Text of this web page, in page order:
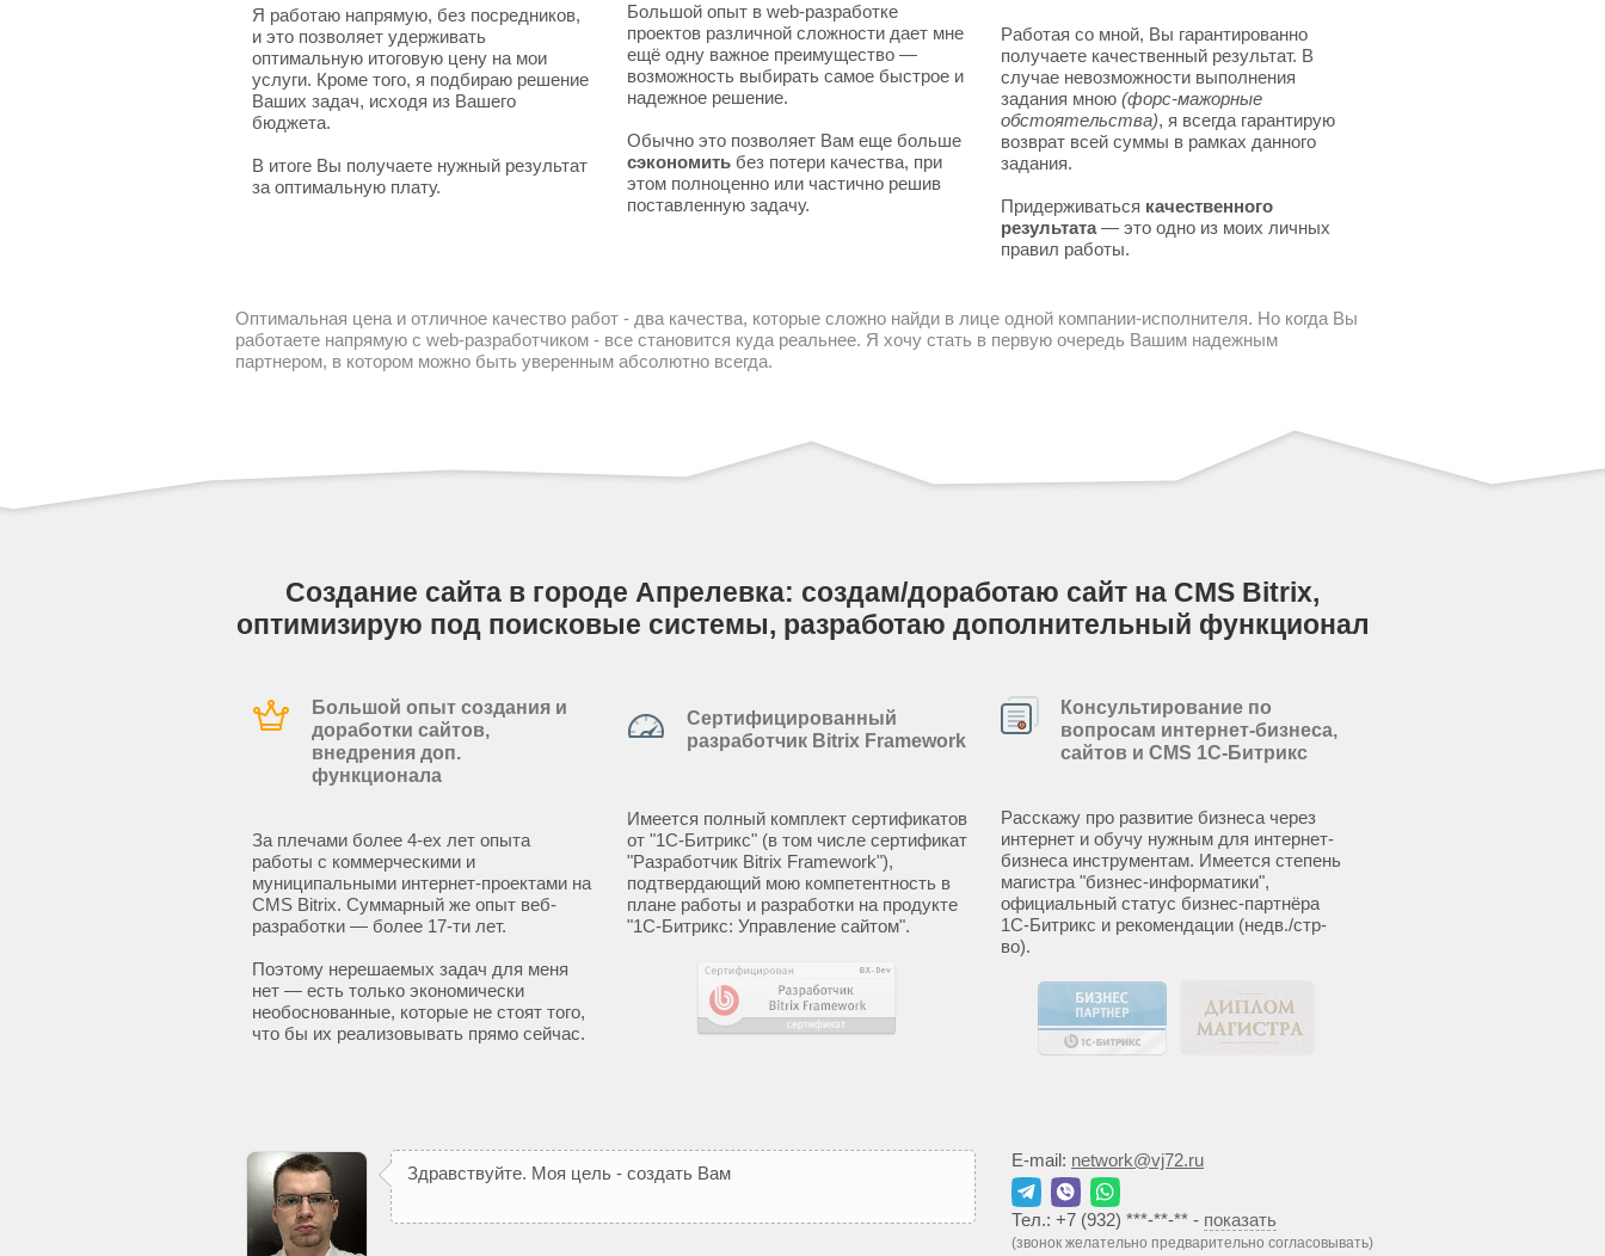
Я работаю напрямую, без посредников,
и это позволяет удерживать
оптимальную итоговую цену на мои
услуги. Кроме того, я подбираю решение
Ваших задач, исходя из Вашего
бюджета.
В итоге Вы получаете нужный результат
за оптимальную плату.
Большой опыт в web-разработке
проектов различной сложности дает мне
ещё одну важное преимущество —
возможность выбирать самое быстрое и
надежное решение.
Обычно это позволяет Вам еще больше
сэкономитьбез потери качества, при
этом полноценно или частично решив
поставленную задачу.
Работая со мной, Вы гарантированно
получаете качественный результат. В
случае невозможности выполнения
задания мною(форс-мажорные
обстоятельства), я всегда гарантирую
возврат всей суммы в рамках данного
задания.
Придерживаться качественного
результата— это одно из моих личных
правил работы.
Оптимальная цена и отличное качество работ - два качества, которые сложно найди в лице одной компании-исполнителя. Но когда Вы
работаете напрямую с web-разработчиком - все становится куда реальнее. Я хочу стать в первую очередь Вашим надежным
партнером, в котором можно быть уверенным абсолютно всегда.
Создание сайта в городе Апрелевка: создам/доработаю сайт на CMS Bitrix,
оптимизирую под поисковые системы, разработаю дополнительный функционал
Большой опыт создания и
доработки сайтов,
внедрения доп.
функционала
За плечами более 4-ех лет опыта
работы с коммерческими и
муниципальными интернет-проектами на
CMS Bitrix. Суммарный же опыт веб-
разработки — более 17-ти лет.
Поэтому нерешаемых задач для меня
нет — есть только экономически
необоснованные, которые не стоят того,
что бы их реализовывать прямо сейчас.
Сертифицированный
разработчик Bitrix Framework
Имеется полный комплект сертификатов
от "1С-Битрикс" (в том числе сертификат
"Разработчик Bitrix Framework"),
подтвердающий мою компетентность в
плане работы и разработки на продукте
"1С-Битрикс: Управление сайтом".
Консультирование по
вопросам интернет-бизнеса,
сайтов и CMS 1С-Битрикс
Расскажу про развитие бизнеса через
интернет и обучу нужным для интернет-
бизнеса инструментам. Имеется степень
магистра "бизнес-информатики",
официальный статус бизнес-партнёра
1С-Битрикс и рекомендации (недв./стр-
во).
Здравствуйте. Моя цель - создать Вам
E-mail: network@vj72.ru
Тел.: +7 (932) ***-**-** - показать
(звонок желательно предварительно согласовывать)